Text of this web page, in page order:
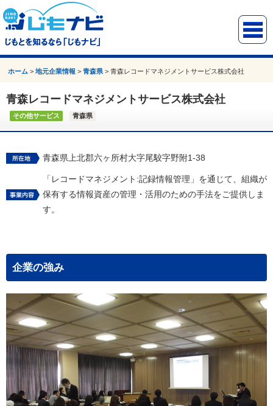
ホーム >地元企業情報 >青森県 >青森レコードマネジメントサービス株式会社
青森レコードマネジメントサービス株式会社
その他サービス 青森県
青森県上北郡六ヶ所村大字尾駮字野附1-38
「レコードマネジメント:記録情報管理」を通じて、組織が
保有する情報資産の管理・活用のための手法をご提供しま
す。
企業の強み